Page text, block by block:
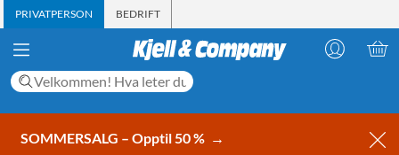
PRIVATPERSON BEDRIFT
SOMMERSALG – Opptil 50 % →